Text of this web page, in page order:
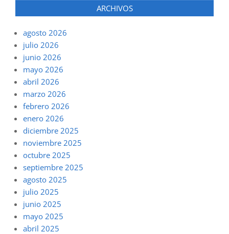
ARCHIVOS
agosto 2026
julio 2026
junio 2026
mayo 2026
abril 2026
marzo 2026
febrero 2026
enero 2026
diciembre 2025
noviembre 2025
octubre 2025
septiembre 2025
agosto 2025
julio 2025
junio 2025
mayo 2025
abril 2025